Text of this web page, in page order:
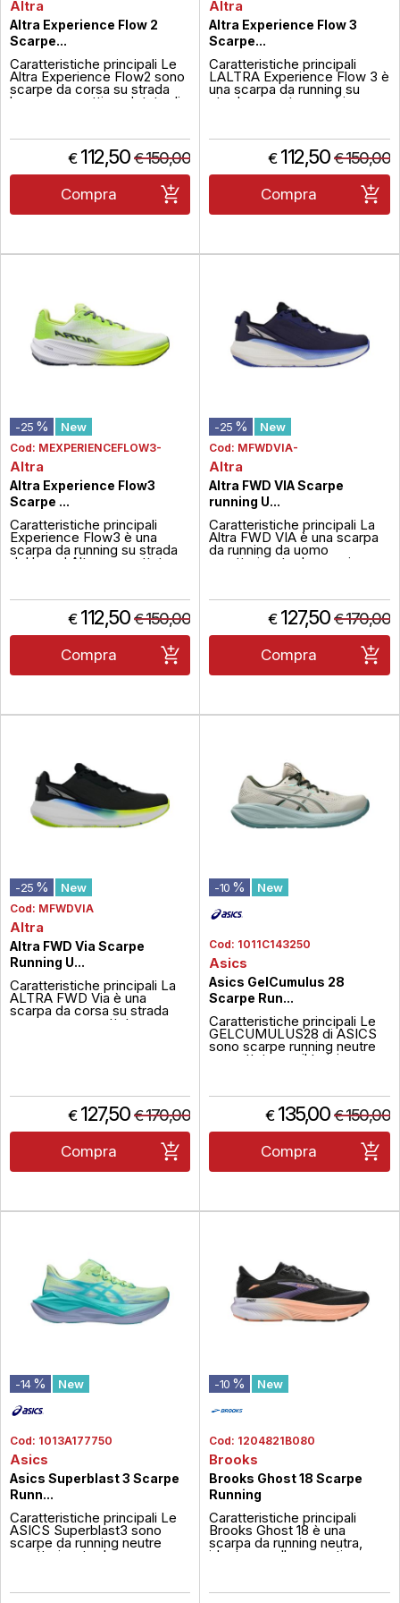
Altra
Altra Experience Flow 2
Scarpe...
Caratteristiche principali Le
Altra Experience Flow2 sono
scarpe da corsa su strada
leggere e reattive, dotate di
efficienza, comfort e una
falcata fluida. Presentano
una drop di 4mm, un ampio
spazio nella zona delle dita
grazie alla forma Foot...
€ 112,50 €150,00
Compra
Altra
Altra Experience Flow 3
Scarpe...
Caratteristiche principali
LALTRA Experience Flow 3 è
una scarpa da running su
strada pensata per chi cerca
corsa quotidiana. Presenta un
drop di 4mm, intersuola in
schiuma EGOP35 leggera e
responsiva, e geometria
rocker per un m...
€ 112,50 €150,00
Compra
-25 % New
Cod: MEXPERIENCEFLOW3-
Altra
Altra Experience Flow3
Scarpe ...
Caratteristiche principali
Experience Flow3 è una
scarpa da running su strada
del brand Altra, progettata
quotidiano e corse a ritmo
regolare. Presenta un drop di
4mm e la mediale EGOP35
che garantisce una calzata
reattiva e a...
€ 112,50 €150,00
Compra
-25 % New
Cod: MFWDVIA-
Altra
Altra FWD VIA Scarpe
running U...
Caratteristiche principali La
Altra FWD VIA è una scarpa
da running da uomo
caratterizzata da massima
mm per una spinta naturale in
avanti. Costruita con la
schiuma intermedia Altra
EGOFLO, offre un ritorno
elastico leggero e confort...
€ 127,50 €170,00
Compra
-25 % New
Cod: MFWDVIA
Altra
Altra FWD Via Scarpe
Running U...
Caratteristiche principali La
ALTRA FWD Via è una
scarpa da corsa su strada
per uomo progettata per
rocker, offre
ammortizzazione reattiva e
transizione fluida. ...
€ 127,50 €170,00
Compra
-10 % New
Cod: 1011C143250
Asics
Asics GelCumulus 28
Scarpe Run...
Caratteristiche principali Le
GELCUMULUS28 di ASICS
sono scarpe running neutre
progettate per il training
unammortizzazione reattiva e
una sensazione di corsa
fluida. Grazie alla
combinazione della schiuma
FFBLASTMAX e della
tecnologia PureGEL...
€ 135,00 €150,00
Compra
-14 % New
Cod: 1013A177750
Asics
Asics Superblast 3 Scarpe
Runn...
Caratteristiche principali Le
ASICS Superblast3 sono
scarpe da running neutre
caratterizzate da
combinazione delle schiume
-10 % New
Cod: 1204821B080
Brooks
Brooks Ghost 18 Scarpe
Running
Caratteristiche principali
Brooks Ghost 18 è una
scarpa da running neutra,
ideata per allenamenti
ammortizzazione morbida e